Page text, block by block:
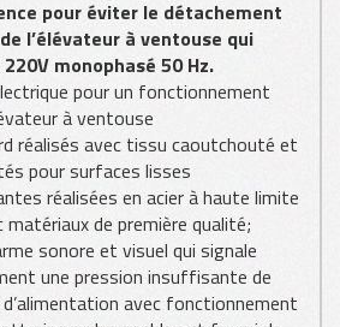
pour éviter le détachement
l’élévateur à ventouse qui
monophasé 50 Hz.
pour un fonctionnement
à ventouse
réalisés avec tissu caoutchouté et
pour surfaces lisses
réalisées en acier à haute limite
matériaux de première qualité;
sonore et visuel qui signale
une pression insuffisante de
d’alimentation avec fonctionnement